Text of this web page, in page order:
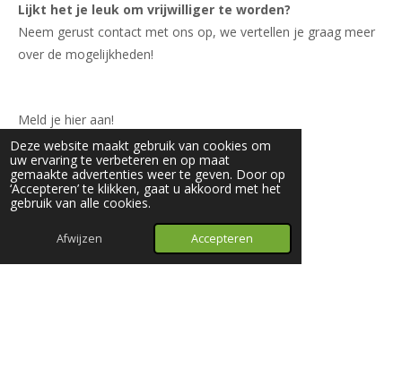
Deze website maakt gebruik van cookies om
uw ervaring te verbeteren en op maat
gemaakte advertenties weer te geven. Door op
‘Accepteren’ te klikken, gaat u akkoord met het
gebruik van alle cookies.
Afwijzen Accepteren
Lijkt het je leuk om vrijwilliger te worden?
Neem gerust contact met ons op, we vertellen je graag meer
over de mogelijkheden!
Meld je hier aan!
Aankomende evenementen
Bekijk de volledige agenda!